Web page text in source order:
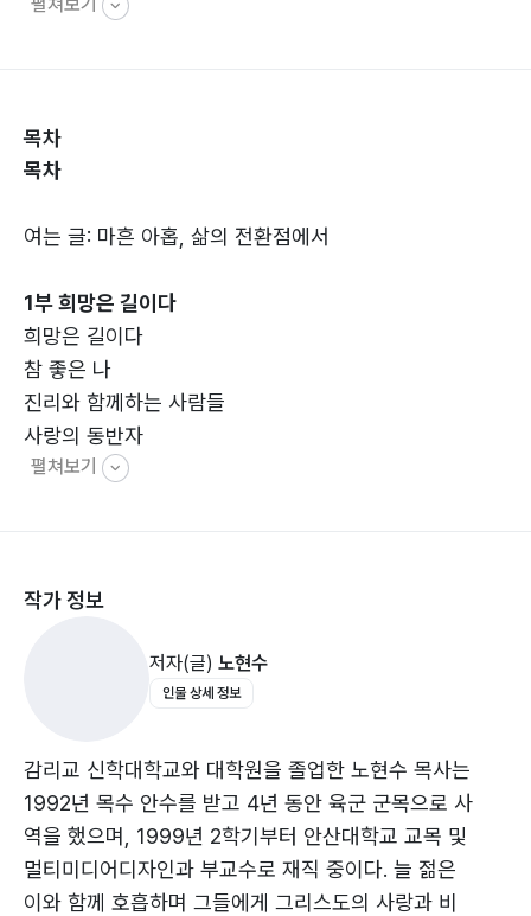
스런 학생들에게, 물론 꿔다놓은 보릿자루처럼 앉아 있는
한 가지 결심을 한 것이 있습니다. 그것은 기회가 있을 때
마다 잘했든 못했든 간에 채플 시간에 했던 설교들을 묶어
뀌지 않았고 올봄, 마흔아홉 생일에 즈음하여 세 번째 설
이 책을 준비하는 내내 개인적으로는 색다른 감흥에 젖는
행복한 시간이었습니다. 글을 통해 10년 전 제 자신의 신
앙과 열정을 만나는 시간이었기 때문입니다.
이 책에 실린 설교들은 지금부터 10년 전의 것들입니다.
채플 시간에 이 책에 실린 설교를 들었던 20대 초반의 학
생들은 이제 30대가 되었겠지요? 그들이 어디서 무엇을
목차
목차
여는 글: 마흔 아홉, 삶의 전환점에서
1부 희망은 길이다
희망은 길이다
참 좋은 나
진리와 함께하는 사람들
사랑의 동반자
희생을 통한 새로운 삶
나만의 신비한 이유
2부 만약 돌이킬 수 있다면
최고의 가치를 찾아서
풍성한 삶의 태도
들꽃 피우는 심정
페이스 오프와 공갈빵
믿음에서 솟아나는 감사
펼쳐보기
작가 정보
저자(글) 노현수
인물 상세 정보
감리교 신학대학교와 대학원을 졸업한 노현수 목사는
1992년 목수 안수를 받고 4년 동안 육군 군목으로 사
역을 했으며, 1999년 2학기부터 안산대학교 교목 및
멀티미디어디자인과 부교수로 재직 중이다. 늘 젊은
이와 함께 호흡하며 그들에게 그리스도의 사랑과 비